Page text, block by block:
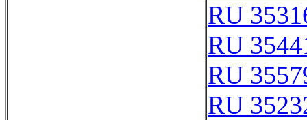
RU
RU
RU
RU